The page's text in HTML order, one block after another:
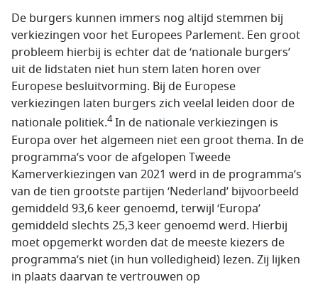
De burgers kunnen immers nog altijd stemmen bij
verkiezingen voor het Europees Parlement. Een groot
probleem hierbij is echter dat de ‘nationale burgers’
uit de lidstaten niet hun stem laten horen over
Europese besluitvorming. Bij de Europese
verkiezingen laten burgers zich veelal leiden door de
nationale politiek.4In de nationale verkiezingen is
Europa over het algemeen niet een groot thema. In de
programma’s voor de afgelopen Tweede
Kamerverkiezingen van 2021 werd in de programma’s
van de tien grootste partijen ‘Nederland’ bijvoorbeeld
gemiddeld 93,6 keer genoemd, terwijl ‘Europa’
gemiddeld slechts 25,3 keer genoemd werd. Hierbij
moet opgemerkt worden dat de meeste kiezers de
programma’s niet (in hun volledigheid) lezen. Zij lijken
in plaats daarvan te vertrouwen op